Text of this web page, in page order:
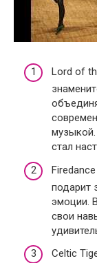
Lord of
музыкой.
стал
подарит
эмоции.
свои
Celtic